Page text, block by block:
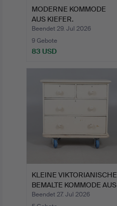
MODERNE KOMMODE
AUS KIEFER.
Beendet 29. Jul 2026
9 Gebote
83 USD
KLEINE VIKTORIANISCHE
BEMALTE KOMMODE AUS
…
Beendet 27. Jul 2026